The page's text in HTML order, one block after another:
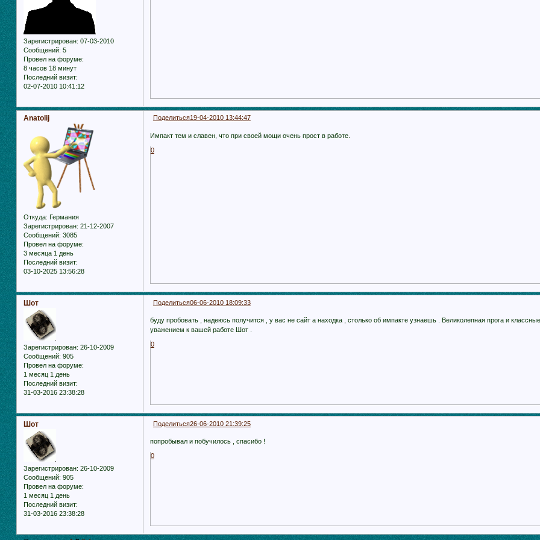
Зарегистрирован: 07-03-2010
Сообщений: 5
Провел на форуме:
8 часов 18 минут
Последний визит:
02-07-2010 10:41:12
Поделиться19-04-2010 13:44:47
Anatolij
Откуда: Германия
Зарегистрирован: 21-12-2007
Сообщений: 3085
Провел на форуме:
3 месяца 1 день
Последний визит:
03-10-2025 13:56:28
Импакт тем и славен, что при своей мощи очень прост в работе.
0
Поделиться06-06-2010 18:09:33
Шот
Зарегистрирован: 26-10-2009
Сообщений: 905
Провел на форуме:
1 месяц 1 день
Последний визит:
31-03-2016 23:38:28
буду пробовать , надеюсь получится , у вас не сайт а находка , столько об импакте узнаешь . Великолепная прога и
уважением к вашей работе Шот .
0
Поделиться26-06-2010 21:39:25
Шот
Зарегистрирован: 26-10-2009
Сообщений: 905
Провел на форуме:
1 месяц 1 день
Последний визит:
31-03-2016 23:38:28
попробывал и побучилось , спасибо !
0